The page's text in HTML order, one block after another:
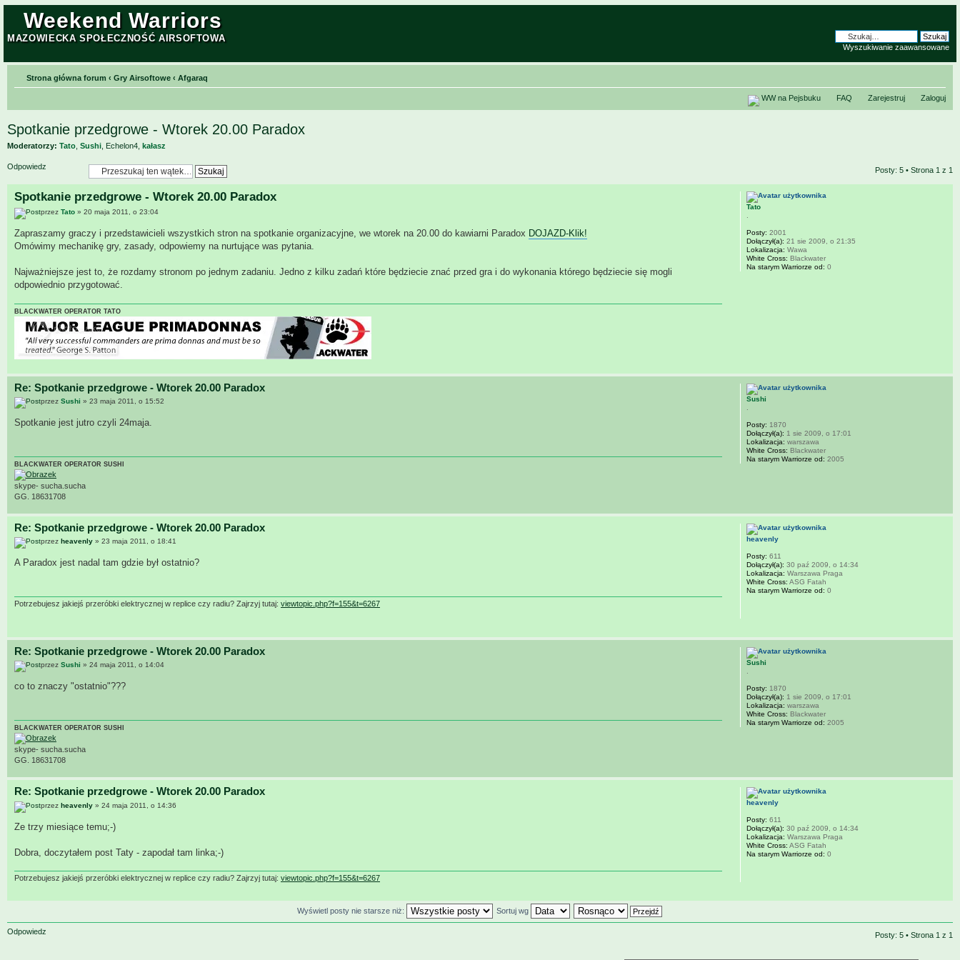
Weekend Warriors
MAZOWIECKA SPOŁECZNOŚĆ AIRSOFTOWA
Wyszukiwanie zaawansowane
Strona główna forum ‹ Gry Airsoftowe ‹ Afgaraq
WW na Pejsbuku FAQ Zarejestruj Zaloguj
Spotkanie przedgrowe - Wtorek 20.00 Paradox
Moderatorzy: Tato Sushi Echelon4 kałasz
Odpowiedz Posty: 5 • Strona 1 z 1
Spotkanie przedgrowe - Wtorek 20.00 Paradox
przez Tato » 20 maja 2011, o 23:04
Zapraszamy graczy i przedstawicieli wszystkich stron na spotkanie organizacyjne, we wtorek na 20.00 do kawiarni Paradox DOJAZD-Klik!
Omówimy mechanikę gry, zasady, odpowiemy na nurtujące was pytania.
Najważniejsze jest to, że rozdamy stronom po jednym zadaniu. Jedno z kilku zadań które będziecie znać przed gra i do wykonania którego będziecie się mogli
odpowiednio przygotować.
BLACKWATER OPERATOR TATO
Tato
Posty: 2001
Dołączył(a): 21 sie 2009, o 21:35
Lokalizacja: Wawa
White Cross: Blackwater
Na starym Warriorze od: 0
Re: Spotkanie przedgrowe - Wtorek 20.00 Paradox
przez Sushi » 23 maja 2011, o 15:52
Spotkanie jest jutro czyli 24maja.
BLACKWATER OPERATOR SUSHI
skype- sucha.sucha
GG. 18631708
Sushi
Posty: 1870
Dołączył(a): 1 sie 2009, o 17:01
Lokalizacja: warszawa
White Cross: Blackwater
Na starym Warriorze od: 2005
Re: Spotkanie przedgrowe - Wtorek 20.00 Paradox
przez heavenly » 23 maja 2011, o 18:41
A Paradox jest nadal tam gdzie był ostatnio?
Potrzebujesz jakiejś przeróbki elektrycznej w replice czy radiu? Zajrzyj tutaj: viewtopic.php?f=155&t=6267
heavenly
Posty: 611
Dołączył(a): 30 paź 2009, o 14:34
Lokalizacja: Warszawa Praga
White Cross: ASG Fatah
Na starym Warriorze od: 0
Re: Spotkanie przedgrowe - Wtorek 20.00 Paradox
przez Sushi » 24 maja 2011, o 14:04
co to znaczy "ostatnio"???
BLACKWATER OPERATOR SUSHI
skype- sucha.sucha
GG. 18631708
Sushi
Posty: 1870
Dołączył(a): 1 sie 2009, o 17:01
Lokalizacja: warszawa
White Cross: Blackwater
Na starym Warriorze od: 2005
Re: Spotkanie przedgrowe - Wtorek 20.00 Paradox
przez heavenly » 24 maja 2011, o 14:36
Ze trzy miesiące temu;-)
Dobra, doczytałem post Taty - zapodał tam linka;-)
Potrzebujesz jakiejś przeróbki elektrycznej w replice czy radiu? Zajrzyj tutaj: viewtopic.php?f=155&t=6267
heavenly
Posty: 611
Dołączył(a): 30 paź 2009, o 14:34
Lokalizacja: Warszawa Praga
White Cross: ASG Fatah
Na starym Warriorze od: 0
Wyświetl posty nie starsze niż: Sortuj wg
Odpowiedz Posty: 5 • Strona 1 z 1